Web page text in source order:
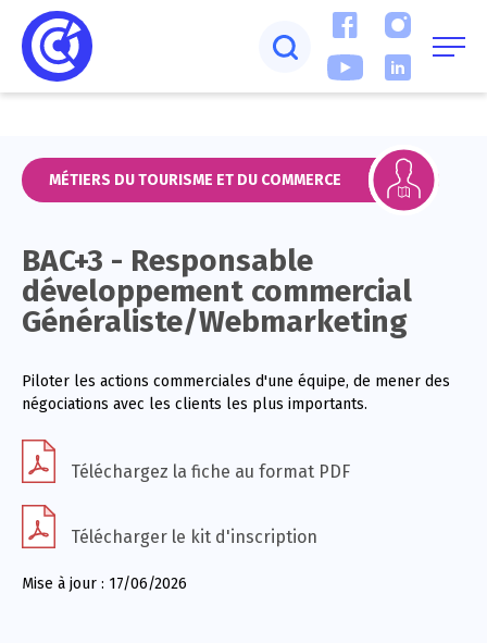
MÉTIERS DU TOURISME ET DU COMMERCE
BAC+3 - Responsable
développement commercial
Généraliste/Webmarketing
Piloter les actions commerciales d'une équipe, de mener des
négociations avec les clients les plus importants.
Téléchargez la fiche au format PDF
Télécharger le kit d'inscription
Mise à jour : 17/06/2026